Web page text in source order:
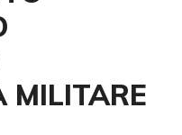
MILITARE